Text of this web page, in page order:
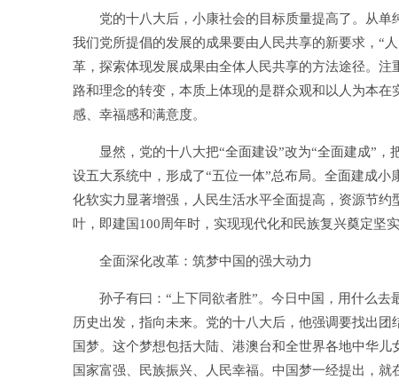
党的十八大后，小康社会的目标质量提高了。从单
我们党所提倡的发展的成果要由人民共享的新要求，“
革，探索体现发展成果由全体人民共享的方法途径。
路和理念的转变，本质上体现的是群众观和以人为本
感、幸福感和满意度。
显然，党的十八大把“全面建设”改为“全面建成”，
设五大系统中，形成了“五位一体”总布局。全面建成
化软实力显著增强，人民生活水平全面提高，资源节
叶，即建国100周年时，实现现代化和民族复兴奠定坚实
全面深化改革：筑梦中国的强大动力
孙子有曰：“上下同欲者胜”。今日中国，用什么去
历史出发，指向未来。党的十八大后，他强调要找出
国梦。这个梦想包括大陆、港澳台和全世界各地中华
国家富强、民族振兴、人民幸福。中国梦一经提出，就